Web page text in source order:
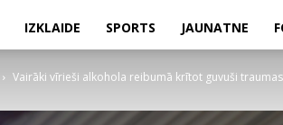
IZKLAIDE SPORTS JAUNATNE
Vairāki vīrieši alkohola reibumā krītot guvuši traumas